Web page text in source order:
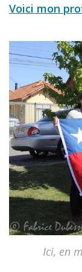
Voici mon
Ici, en